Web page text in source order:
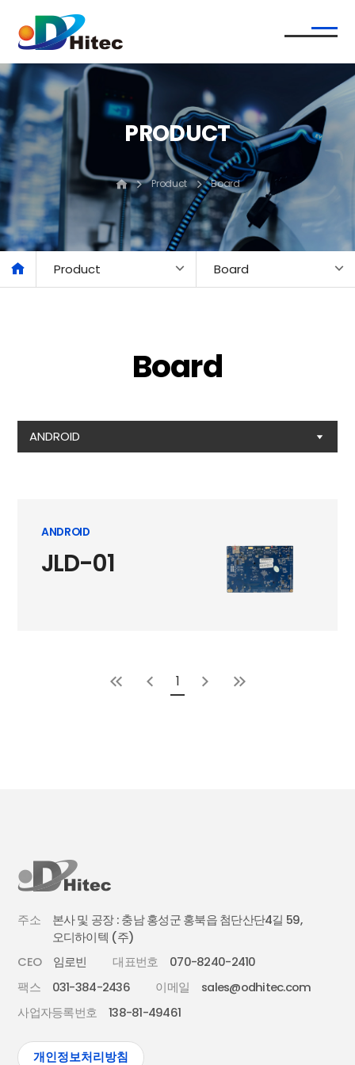
PRODUCT
Product Board
Product Board
Board
ANDROID
ANDROID
JLD-01
1
주소
본사 및 공장 : 충남 홍성군 홍북읍 첨단산단4길 59,
오디하이텍 (주)
CEO
임로빈 대표번호
070-8240-2410
팩스
031-384-2436 이메일
sales@odhitec.com
사업자등록번호
138-81-49461
개인정보처리방침